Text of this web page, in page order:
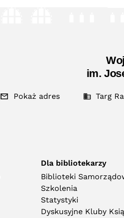
im.
Pokaż adres Targ
Dla bibliotekarzy
Biblioteki
Szkolenia
Statystyki
Dyskusyjne Kluby